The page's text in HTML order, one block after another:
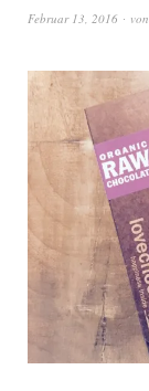
Februar 13, 2016 von